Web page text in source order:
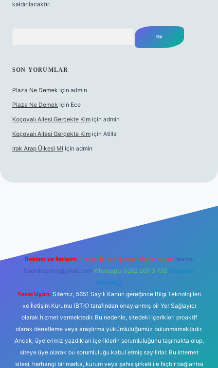
kaldırılacaktır.
SON YORUMLAR
Plaza Ne Demek için admin
Plaza Ne Demek için Ece
Koçovalı Ailesi Gerçekte Kim için admin
Koçovalı Ailesi Gerçekte Kim için Atilla
Irak Arap Ülkesi Mi için admin
Reklam ve İletişim: E-mail: backlinkpaneli@gmail.com Teams:
forumhizmeti@gmail.com Whatsapp: 0262 606 0 726 Telegram:
@karabul
Yasal Uyarı: Sitemiz, 5651 Sayılı Kanun gereğince Bilgi Teknolojileri
ve İletişim Kurumu (BTK) tarafından onaylanmış bir Yer Sağlayıcı
olarak hizmet vermektedir. Bu nedenle, sitedeki içerikleri proaktif
olarak denetleme veya araştırma yükümlülüğümüz bulunmamaktadır.
Ancak, üyelerimiz yazdıkları içeriklerin sorumluluğunu taşımakta olup,
siteye üye olarak bu sorumluluğu kabul etmiş sayılırlar. Bu internet
sitesi, herhangi bir marka, kurum veya şahıs şirketi ile hiçbir bağlantısı